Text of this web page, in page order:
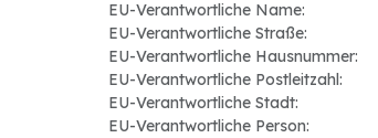
EU-Verantwortliche Name:
EU-Verantwortliche Straße:
EU-Verantwortliche Hausnummer:
EU-Verantwortliche Postleitzahl:
EU-Verantwortliche Stadt:
EU-Verantwortliche Person: